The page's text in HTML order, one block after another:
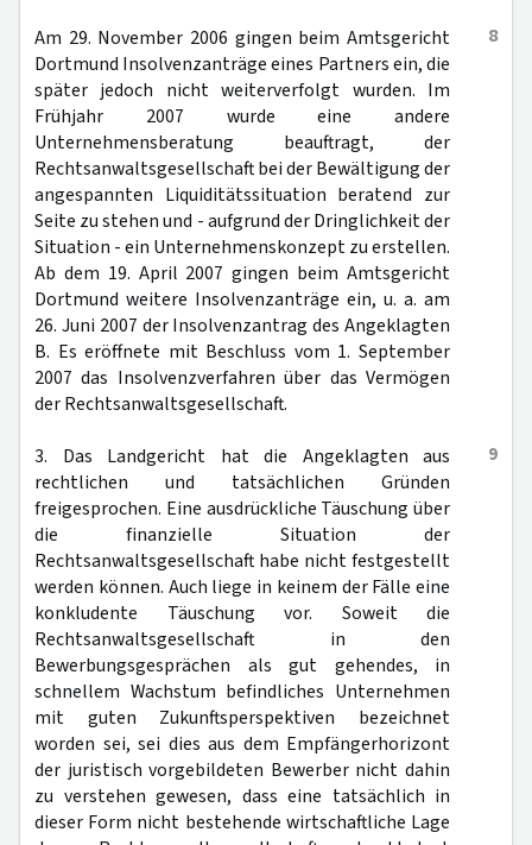
8
Am 29. November 2006 gingen beim Amtsgericht
Dortmund Insolvenzanträge eines Partners ein, die
später jedoch nicht weiterverfolgt wurden. Im
Frühjahr 2007 wurde eine andere
Unternehmensberatung beauftragt, der
Rechtsanwaltsgesellschaft bei der Bewältigung der
angespannten Liquiditätssituation beratend zur
Seite zu stehen und - aufgrund der Dringlichkeit der
Situation - ein Unternehmenskonzept zu erstellen.
Ab dem 19. April 2007 gingen beim Amtsgericht
Dortmund weitere Insolvenzanträge ein, u. a. am
26. Juni 2007 der Insolvenzantrag des Angeklagten
B. Es eröffnete mit Beschluss vom 1. September
2007 das Insolvenzverfahren über das Vermögen
der Rechtsanwaltsgesellschaft.
9
3. Das Landgericht hat die Angeklagten aus
rechtlichen und tatsächlichen Gründen
freigesprochen. Eine ausdrückliche Täuschung über
die finanzielle Situation der
Rechtsanwaltsgesellschaft habe nicht festgestellt
werden können. Auch liege in keinem der Fälle eine
konkludente Täuschung vor. Soweit die
Rechtsanwaltsgesellschaft in den
Bewerbungsgesprächen als gut gehendes, in
schnellem Wachstum befindliches Unternehmen
mit guten Zukunftsperspektiven bezeichnet
worden sei, sei dies aus dem Empfängerhorizont
der juristisch vorgebildeten Bewerber nicht dahin
zu verstehen gewesen, dass eine tatsächlich in
dieser Form nicht bestehende wirtschaftliche Lage